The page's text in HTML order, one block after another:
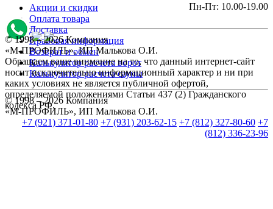
Акции и скидки
Оплата товара
Доставка
Правовая информация
Возврат и обмен
Калькулятор расчета ворот
Калькулятор расчета сауны
© 1998 – 2026 Компания
«М-ПРОФИЛЬ», ИП Малькова О.И.
+7 (921) 371-01-80 +7 (931) 203-62-15 +7 (812) 327-80-60 +7
(812) 336-23-96
Пн-Пт: 10.00-19.00
© 1998 – 2026 Компания
«М-ПРОФИЛЬ», ИП Малькова О.И.
Обращаем ваше внимание на то, что данный интернет-сайт
носит исключительно информационный характер и ни при
каких условиях не является публичной офертой,
определяемой положениями Статьи 437 (2) Гражданского
кодекса РФ.